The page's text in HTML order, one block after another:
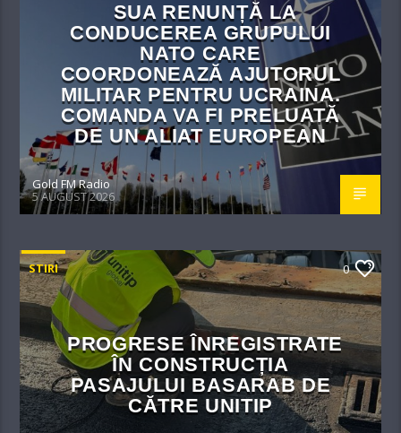
SUA RENUNȚĂ LA
CONDUCEREA GRUPULUI
NATO CARE
COORDONEAZĂ AJUTORUL
MILITAR PENTRU UCRAINA.
COMANDA VA FI PRELUATĂ
DE UN ALIAT EUROPEAN
Gold FM Radio
5 AUGUST 2026
STIRI 0
PROGRESE ÎNREGISTRATE
ÎN CONSTRUCȚIA
PASAJULUI BASARAB DE
CĂTRE UNITIP